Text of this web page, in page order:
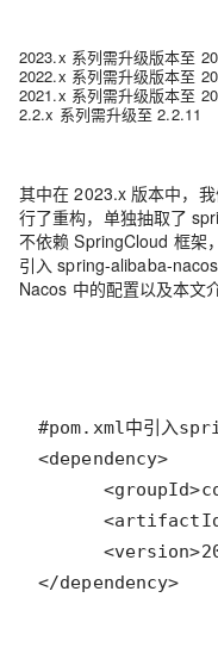
2023.x 系列需升级版本至
2022.x 系列需升级版本至
2021.x 系列需升级版本至
2.2.x 系列需升级至 2.2.11
其中在 2023.x 版本中，
行了重构，单独抽取了
不依赖 SpringCloud 框架
引入 spring-alibaba-
Nacos 中的配置以及本文